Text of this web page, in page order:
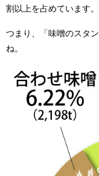
割以上を占めています。
つまり、「味噌のスタ
ね。